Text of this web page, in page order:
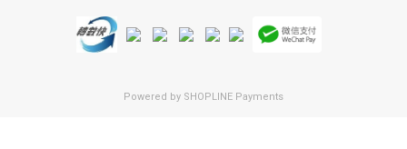
Powered by SHOPLINE Payments